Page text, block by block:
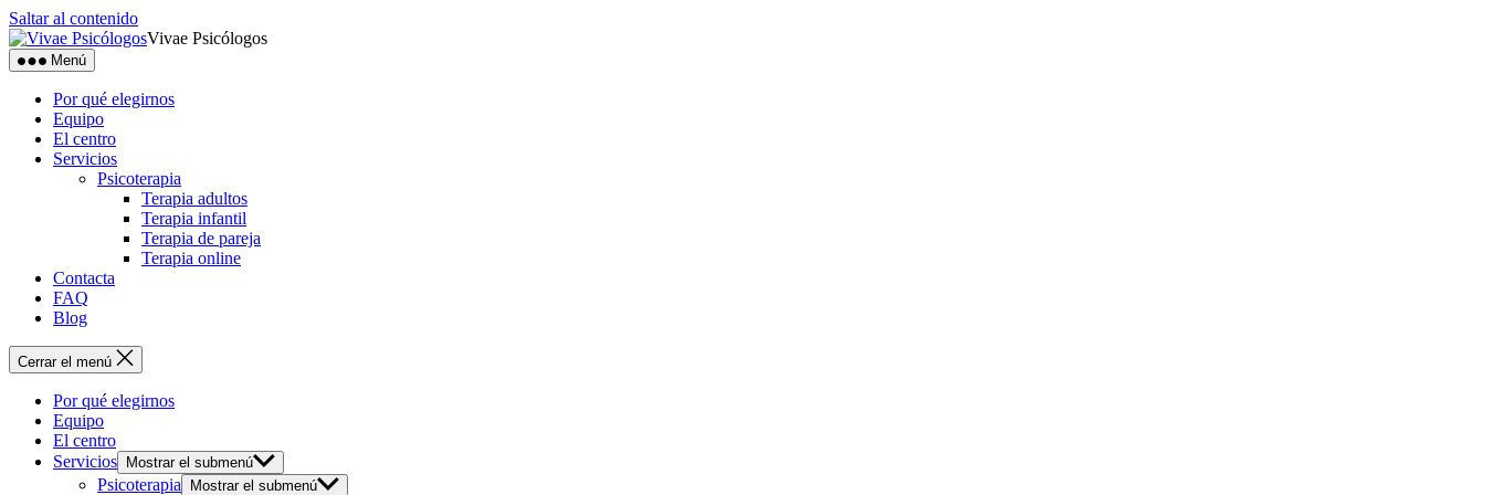
Saltar al contenido
Vivae Psicólogos
Menú
Por qué elegirnos
Equipo
El centro
Servicios
Psicoterapia
Terapia adultos
Terapia infantil
Terapia de pareja
Terapia online
Contacta
FAQ
Blog
Cerrar el menú
Por qué elegirnos
Equipo
El centro
Servicios
Mostrar el submenú
Psicoterapia Mostrar el submenú